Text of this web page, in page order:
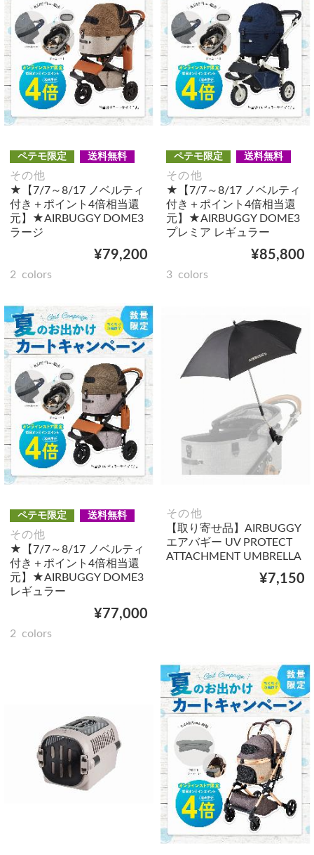
ペテモ限定 送料無料
その他
★【7/7～8/17 ノベルティ
付き＋ポイント4倍相当還
元】★AIRBUGGY DOME3
ラージ
¥79,200
2 colors
ペテモ限定 送料無料
その他
★【7/7～8/17 ノベルティ
付き＋ポイント4倍相当還
元】★AIRBUGGY DOME3
プレミア レギュラー
¥85,800
3 colors
ペテモ限定 送料無料
その他
★【7/7～8/17 ノベルティ
付き＋ポイント4倍相当還
元】★AIRBUGGY DOME3
レギュラー
¥77,000
2 colors
その他
【取り寄せ品】AIRBUGGY
エアバギー UV PROTECT
ATTACHMENT UMBRELLA
¥7,150